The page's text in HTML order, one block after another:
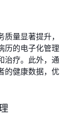
量显著提升，
历的电子化管理
治疗。此外，通
的健康数据，优